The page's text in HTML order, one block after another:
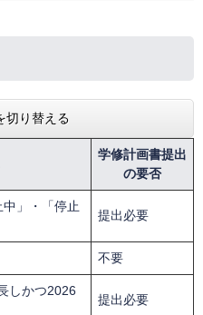
切り替える
学修計画書提出
の要否
中」・「停止
提出必要
不要
しかつ2026
提出必要